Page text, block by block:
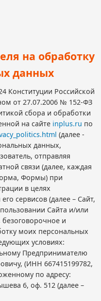
на обработку
данных
Конституции Российской
от 27.07.2006 № 152-ФЗ
сбора и обработки
на сайте inplus.ru по
(далее -
данных,
отправляя
связи (далее, каждая
Формы) при
в целях
сервисов (далее – Сайт,
Сайта и/или
и
моих персональных
условиях:
Предпринимателю
(ИНН 667415199782,
по адресу:
6, оф. 512 (далее –